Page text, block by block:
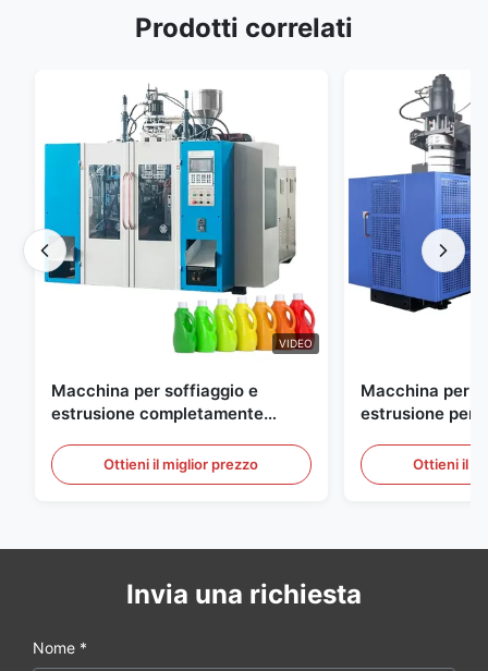
Prodotti correlati
VIDEO
Macchina per soffiaggio e
estrusione completamente
Ottieni il miglior prezzo
Macchina per
estrusione
automatica per
Ottieni il
Invia una richiesta
Nome *